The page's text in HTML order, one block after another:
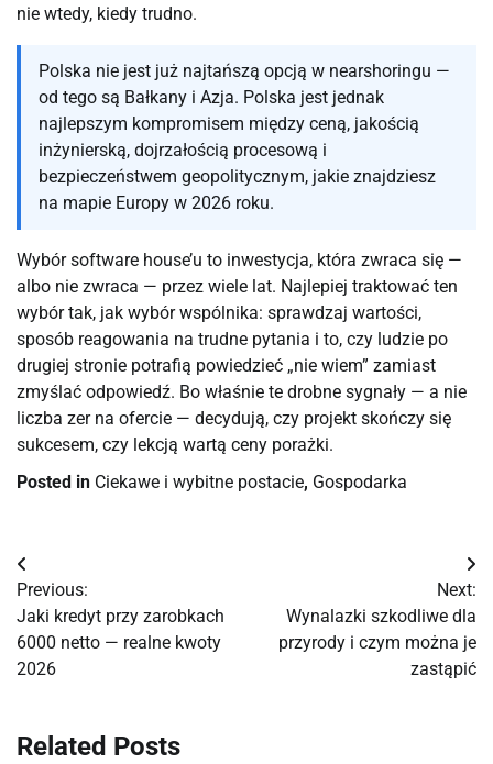
nie wtedy, kiedy trudno.
Polska nie jest już najtańszą opcją w nearshoringu —
od tego są Bałkany i Azja. Polska jest jednak
najlepszym kompromisem między ceną, jakością
inżynierską, dojrzałością procesową i
bezpieczeństwem geopolitycznym, jakie znajdziesz
na mapie Europy w 2026 roku.
Wybór software house’u to inwestycja, która zwraca się —
albo nie zwraca — przez wiele lat. Najlepiej traktować ten
wybór tak, jak wybór wspólnika: sprawdzaj wartości,
sposób reagowania na trudne pytania i to, czy ludzie po
drugiej stronie potrafią powiedzieć „nie wiem” zamiast
zmyślać odpowiedź. Bo właśnie te drobne sygnały — a nie
liczba zer na ofercie — decydują, czy projekt skończy się
sukcesem, czy lekcją wartą ceny porażki.
Posted in Ciekawe i wybitne postacie, Gospodarka
Nawigacja
wpisu
Previous:
Jaki kredyt przy zarobkach
6000 netto — realne kwoty
2026
Next:
Wynalazki szkodliwe dla
przyrody i czym można je
zastąpić
Related Posts